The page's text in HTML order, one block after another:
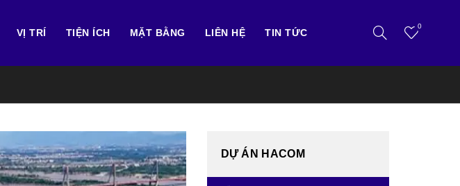
VỊ TRÍ TIỆN ÍCH MẶT BẰNG LIÊN HỆ TIN TỨC
0
DỰ ÁN HACOM